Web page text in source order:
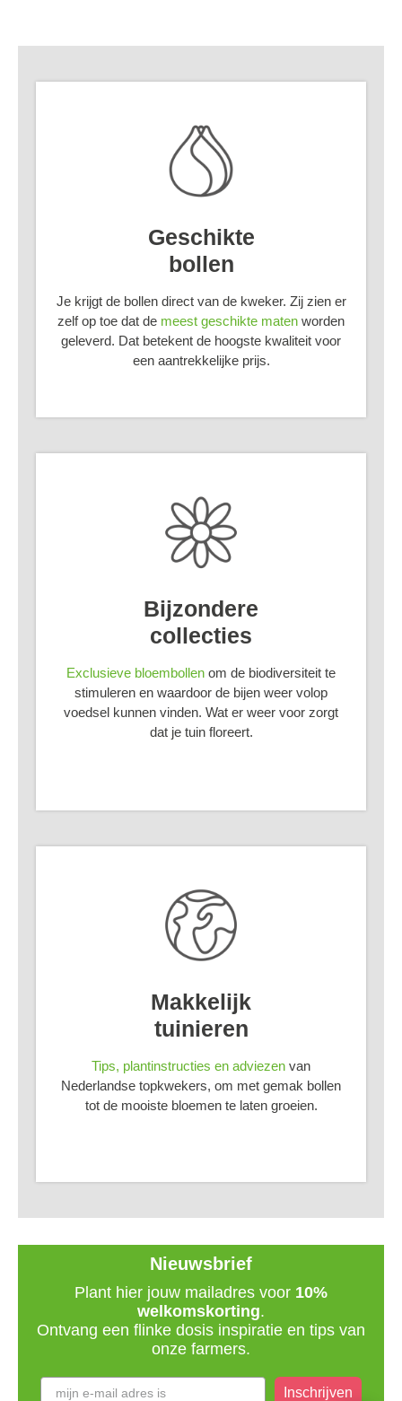
Geschikte
bollen
Je krijgt de bollen direct van de kweker. Zij zien er
zelf op toe dat de meest geschikte maten worden
geleverd. Dat betekent de hoogste kwaliteit voor
een aantrekkelijke prijs.
Bijzondere
collecties
Exclusieve bloembollen om de biodiversiteit te
stimuleren en waardoor de bijen weer volop
voedsel kunnen vinden. Wat er weer voor zorgt
dat je tuin floreert.
Makkelijk
tuinieren
Tips, plantinstructies en adviezen van
Nederlandse topkwekers, om met gemak bollen
tot de mooiste bloemen te laten groeien.
Nieuwsbrief
Plant hier jouw mailadres voor 10%
welkomskorting.
Ontvang een flinke dosis inspiratie en tips van
onze farmers.
Inschrijven